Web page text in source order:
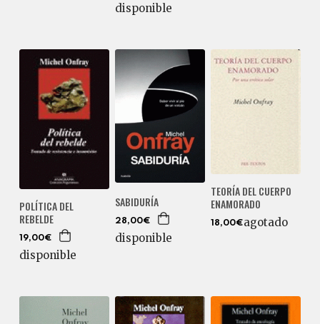
disponible
POLÍTICA DEL
REBELDE
19,00€
disponible
SABIDURÍA
28,00€
disponible
TEORÍA DEL CUERPO
ENAMORADO
18,00€agotado